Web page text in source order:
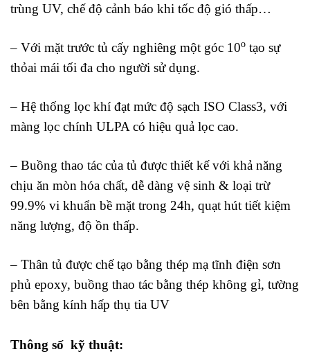
trùng UV, chế độ cảnh báo khi tốc độ gió thấp…
– Với mặt trước tủ cấy nghiêng một góc 10o tạo sự
thỏai mái tối đa cho người sử dụng.
– Hệ thống lọc khí đạt mức độ sạch ISO Class3, với
màng lọc chính ULPA có hiệu quả lọc cao.
– Buồng thao tác của tủ được thiết kế với khả năng
chịu ăn mòn hóa chất, dễ dàng vệ sinh & loại trừ
99.9% vi khuẩn bề mặt trong 24h, quạt hút tiết kiệm
năng lượng, độ ồn thấp.
– Thân tủ được chế tạo bằng thép mạ tĩnh điện sơn
phủ epoxy, buồng thao tác bằng thép không gỉ, tường
bên bằng kính hấp thụ tia UV
Thông số kỹ thuật: